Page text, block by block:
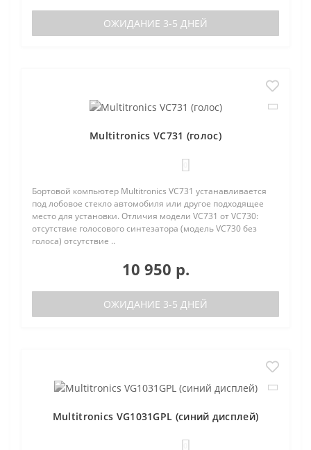
ОЖИДАНИЕ 3-5 ДНЕЙ
Multitronics VC731 (голос)
Бортовой компьютер Multitronics VC731 устанавливается
под лобовое стекло автомобиля или другое подходящее
место для установки. Отличия модели VC731 от VC730:
отсутствие голосового синтезатора (модель VC730 без
голоса) отсутствие ..
10 950 р.
ОЖИДАНИЕ 3-5 ДНЕЙ
Multitronics VG1031GPL (синий дисплей)